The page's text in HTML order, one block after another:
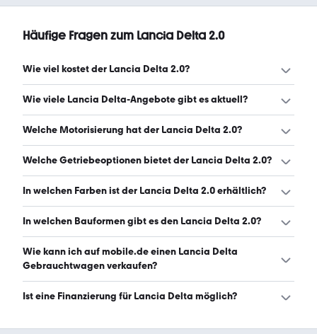
Häufige Fragen zum Lancia Delta 2.0
Wie viel kostet der Lancia Delta 2.0?
Ein guter Preis für einen Lancia Delta 2.0 liegt zwischen
Wie viele Lancia Delta-Angebote gibt es aktuell?
Es gibt insgesamt 53 Lancia Delta bei mobile.de, davon
Welche Motorisierung hat der Lancia Delta 2.0?
Der Lancia Delta 2.0 hat Leistungen zwischen 137 und 211
Welche Getriebeoptionen bietet der Lancia Delta 2.0?
Der Lancia Delta 2.0 ist mit manuellem Getriebe
In welchen Farben ist der Lancia Delta 2.0 erhältlich?
Den Lancia Delta 2.0 gibt es in folgenden Farben: rot,
Die häufigste Farbe ist rot. (Stand: 7.8.2026)
In welchen Bauformen gibt es den Lancia Delta 2.0?
Den Lancia Delta 2.0 gibt es in folgenden Bauformen:
Limousine. (Stand: 7.8.2026)
Wie kann ich auf mobile.de einen Lancia Delta
Gebrauchtwagen verkaufen?
Alle Informationen zum Verkauf an mobile.de-
Ist eine Finanzierung für Lancia Delta möglich?